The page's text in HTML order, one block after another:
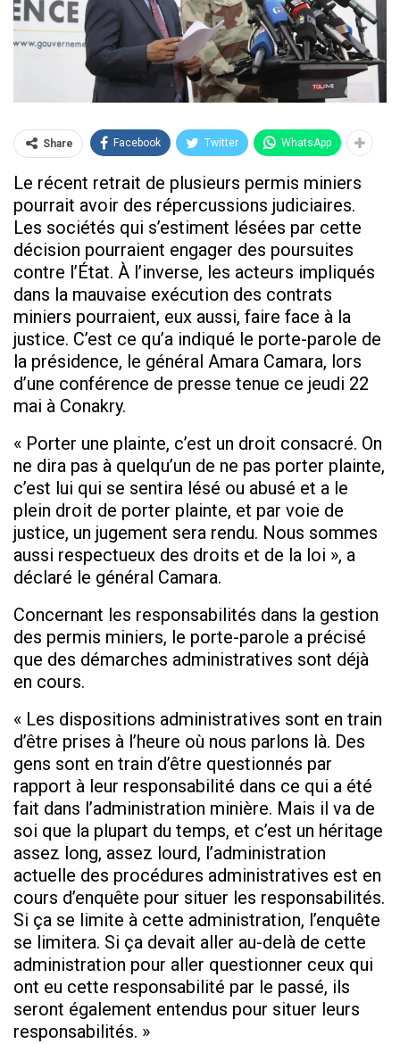
Share Facebook Twitter WhatsApp
Le récent retrait de plusieurs permis miniers
pourrait avoir des répercussions judiciaires.
Les sociétés qui s’estiment lésées par cette
décision pourraient engager des poursuites
contre l’État. À l’inverse, les acteurs impliqués
dans la mauvaise exécution des contrats
miniers pourraient, eux aussi, faire face à la
justice. C’est ce qu’a indiqué le porte-parole de
la présidence, le général Amara Camara, lors
d’une conférence de presse tenue ce jeudi 22
mai à Conakry.
« Porter une plainte, c’est un droit consacré. On
ne dira pas à quelqu’un de ne pas porter plainte,
c’est lui qui se sentira lésé ou abusé et a le
plein droit de porter plainte, et par voie de
justice, un jugement sera rendu. Nous sommes
aussi respectueux des droits et de la loi », a
déclaré le général Camara.
Concernant les responsabilités dans la gestion
des permis miniers, le porte-parole a précisé
que des démarches administratives sont déjà
en cours.
« Les dispositions administratives sont en train
d’être prises à l’heure où nous parlons là. Des
gens sont en train d’être questionnés par
rapport à leur responsabilité dans ce qui a été
fait dans l’administration minière. Mais il va de
soi que la plupart du temps, et c’est un héritage
assez long, assez lourd, l’administration
actuelle des procédures administratives est en
cours d’enquête pour situer les responsabilités.
Si ça se limite à cette administration, l’enquête
se limitera. Si ça devait aller au-delà de cette
administration pour aller questionner ceux qui
ont eu cette responsabilité par le passé, ils
seront également entendus pour situer leurs
responsabilités. »